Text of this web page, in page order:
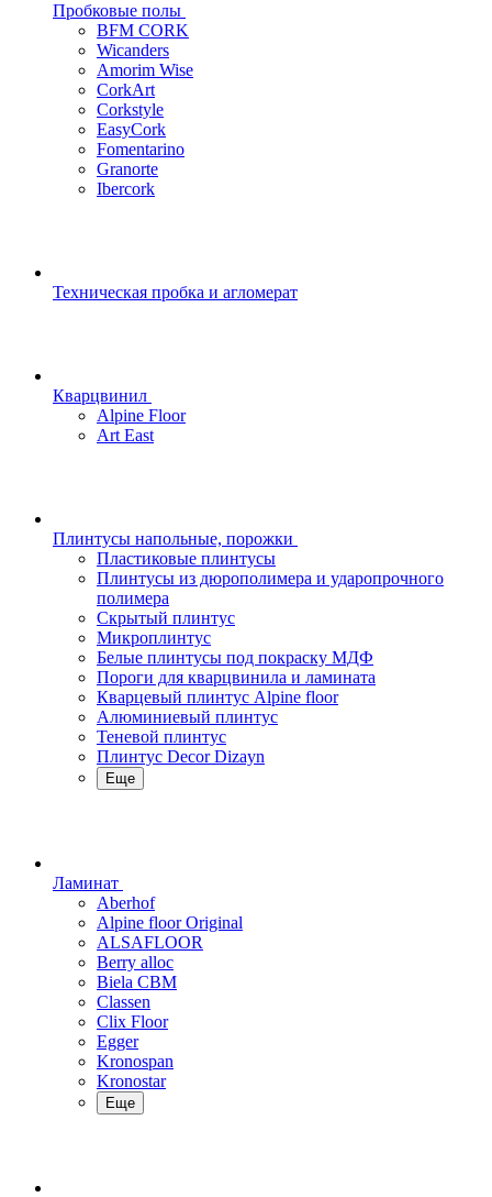
Пробковые полы
BFM CORK
Wicanders
Amorim Wise
CorkArt
Corkstyle
EasyCork
Fomentarino
Granorte
Ibercork
Техническая пробка и агломерат
Кварцвинил
Alpine Floor
Art East
Плинтусы напольные, порожки
Пластиковые плинтусы
Плинтусы из дюрополимера и ударопрочного
полимера
Скрытый плинтус
Микроплинтус
Белые плинтусы под покраску МДФ
Пороги для кварцвинила и ламината
Кварцевый плинтус Alpine floor
Алюминиевый плинтус
Теневой плинтус
Плинтус Decor Dizayn
Еще
Ламинат
Aberhof
Alpine floor Original
ALSAFLOOR
Berry alloc
Biela CBM
Classen
Clix Floor
Egger
Kronospan
Kronostar
Еще